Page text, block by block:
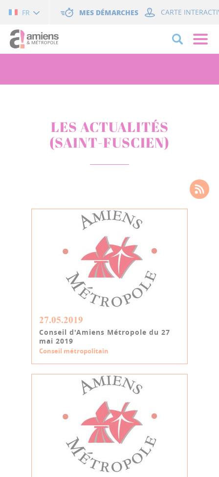
FR MES DÉMARCHES CARTE
LES ACTUALITÉS
(SAINT-FUSCIEN)
27.05.2019
Conseil d'Amiens Métropole du 27
mai 2019
Conseil métropolitain